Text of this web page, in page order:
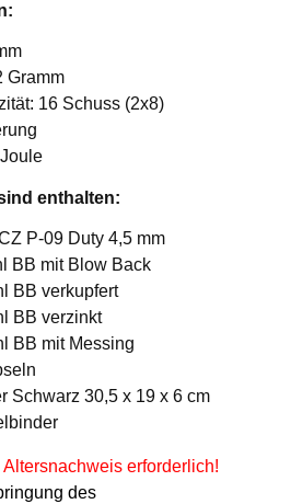
Gramm
16 Schuss (2x8)
enthalten:
P-09 Duty 4,5 mm
BB mit Blow Back
BB verkupfert
BB verzinkt
BB mit Messing
Schwarz 30,5 x 19 x 6 cm
erforderlich!
des